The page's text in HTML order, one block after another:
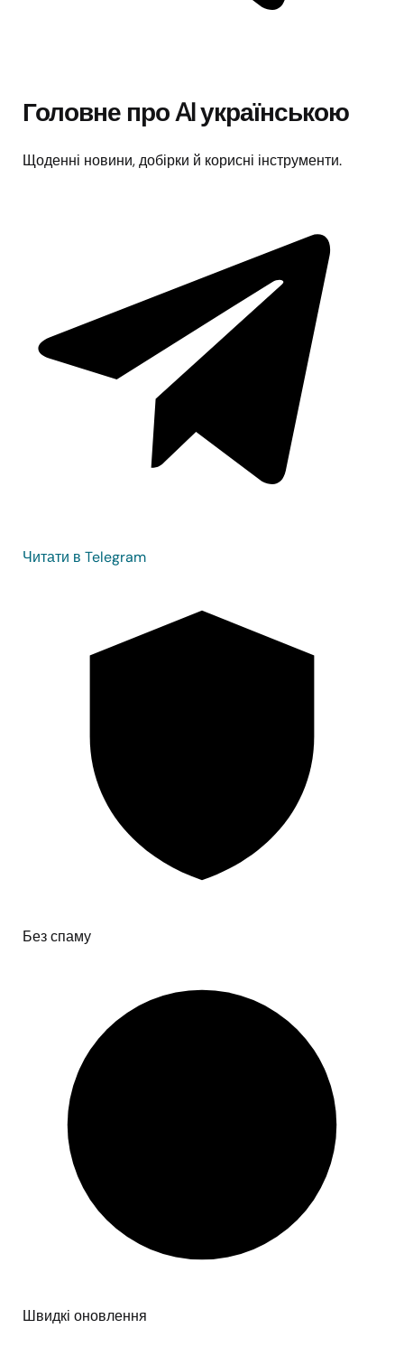
Головне про AI українською
Щоденні новини, добірки й корисні інструменти.
Читати в Telegram
Без спаму
Швидкі оновлення